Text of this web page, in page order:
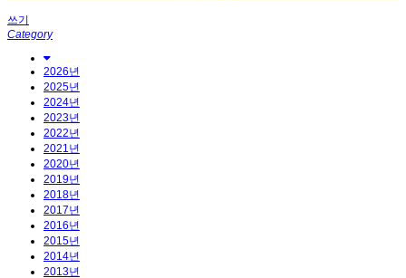
쓰기
Category
2026년
2025년
2024년
2023년
2022년
2021년
2020년
2019년
2018년
2017년
2016년
2015년
2014년
2013년